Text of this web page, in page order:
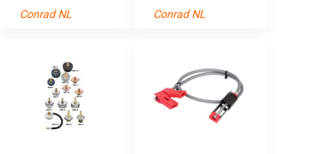
Conrad NL Conrad NL